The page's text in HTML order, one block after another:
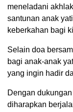
meneladani
santunan anak
keberkahan bagi
Selain doa
bagi anak-anak
yang ingin hadir
Dengan
diharapkan